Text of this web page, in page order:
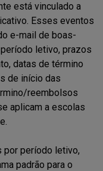
está vinculado a
Esses eventos
e-mail de boas-
letivo, prazos
datas de término
de início das
reembolsos
aplicam a escolas
por período letivo,
padrão para o